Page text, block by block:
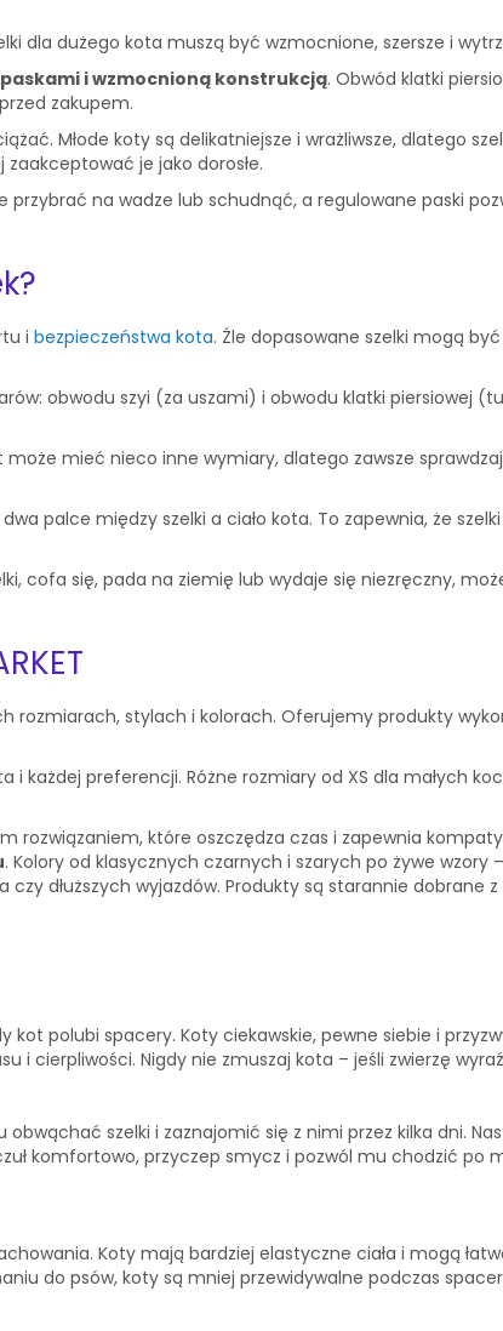
dla dużego kota muszą być wzmocnione, szersze i
i wzmocnioną konstrukcją. Obwód klatki
zakupem.
Młode koty są delikatniejsze i wrażliwsze, dlatego
je jako dorosłe.
na wadze lub schudnąć, a regulowane paski
i bezpieczeństwa kota. Źle dopasowane szelki mogą
obwodu szyi (za uszami) i obwodu klatki piersiowej
mieć nieco inne wymiary, dlatego zawsze
palce między szelki a ciało kota. To zapewnia, że
cofa się, pada na ziemię lub wydaje się niezręczny,
rozmiarach, stylach i kolorach. Oferujemy produkty
i każdej preferencji. Różne rozmiary od XS dla małych
które oszczędza czas i zapewnia
. Kolory od klasycznych czarnych i szarych po żywe wzory
dłuższych wyjazdów. Produkty są starannie
polubi spacery. Koty ciekawskie, pewne siebie i
i cierpliwości. Nigdy nie zmuszaj kota – jeśli zwierzę
szelki i zaznajomić się z nimi przez kilka dni.
komfortowo, przyczep smycz i pozwól mu chodzić po
Koty mają bardziej elastyczne ciała i mogą
do psów, koty są mniej przewidywalne podczas